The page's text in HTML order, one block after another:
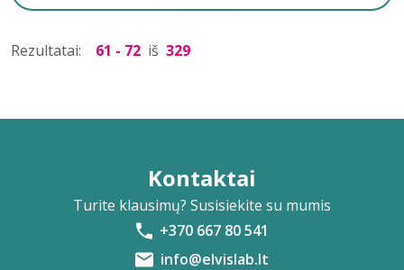
Rezultatai: 61 - 72 iš 329
Kontaktai
Turite klausimų? Susisiekite su mumis
+370 667 80 541
info@elvislab.lt